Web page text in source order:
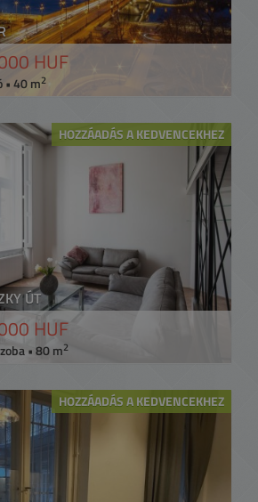
HUF
• 40 m2
HOZZÁADÁS A KEDVENCEKHEZ
ÚT
HUF
• 80 m2
HOZZÁADÁS A KEDVENCEKHEZ